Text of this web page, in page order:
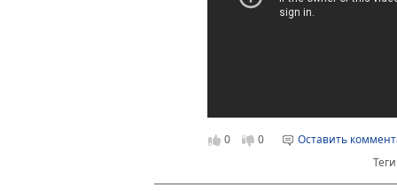
0 0
Оставить